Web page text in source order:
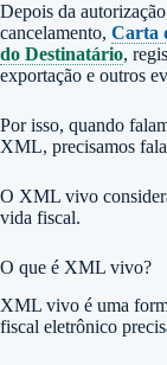
Depois da
cancelamento, Carta
do Destinatário,
exportação e outros
Por isso, quando
XML, precisamos
O XML vivo
vida fiscal.
O que é XML vivo?
XML vivo é uma
fiscal eletrônico